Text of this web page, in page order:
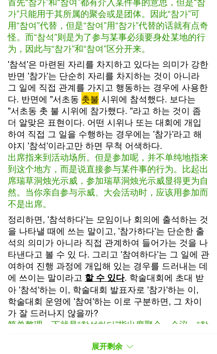
가”只能用于其所属的聚会或是团体。因此“참가”可
用“참여”代替，但是“참여”用“참가”代替的话就有点奇
怪。而“참석”则是为了参与某事必须要身处某地的行
为，因此与“참가”和“참여”区分开来。
'참석'은 마련된 자리를 차지하고 있다는 의미가 강한
반면 '참가'는 단순히 자리를 차지하는 것이 아니라
그 일에 직접 관계를 가지고 행동하는 경우에 사용한
다. 반면에 "서초동 촛불 시위에 참석했다. 보다는
"서초동 촛 불 시위에 참가했다. "라고 하는 것이 좀
더 알맞은 표현이다. 어떤 시위나 또는 대회에 개입
하여 직접 그 일을 수행하는 경우에는 '참가'라고 해
야지 '참석'이라고만 하면 무척 어색하다.
出席指来到活动场所。但是参加呢，并不单纯地指来
到这个地方，而是说直接参与某件事的行为。比起出
席瑞草洞烛光示威，参加瑞草洞烛光示威显得更为自
然。当你亲自参与示威、大会活动时，应该用参加而
不是出席。
정리하면, '참석하다'는 모임이나 회의에 출석하는 것
을 나타낼 때에 쓰는 말이고, '참가하다'는 단순한 출
석의 의미가 아니라 직접 관계하여 들어가는 것을 나
타낸다고 볼 수 있 다. 그리고 '참여하다'는 그 일에 관
여하여 진행 과정에 개입해 있는 경우를 드러내는 데
에 쓰이는 말이라고 할 수 있다. 학술대회에 초대 받
아 '참석'하는 이, 학술대회 발표자로 '참가'하는 이,
학술대회 운영에 '참여'하는 이로 구분하면, 그 차이
가 잘 드러나지 않을까?
简单整理一下就是“참석하다”指出席聚会、会议。“참
某件事，参与整个过程的情况。出席学术大会的人，
展开剩余